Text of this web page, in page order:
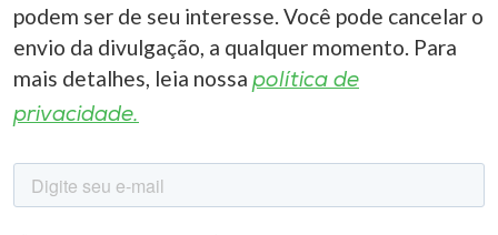
podem ser de seu interesse. Você pode cancelar o
envio da divulgação, a qualquer momento. Para
mais detalhes, leia nossa política de
privacidade.